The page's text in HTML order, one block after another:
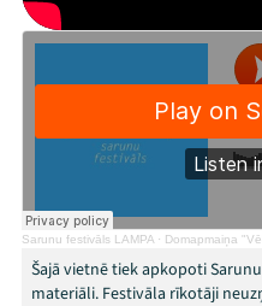
Sarunu festivāls LAMPA · Domapmaiņa
Šajā vietnē tiek apkopoti
materiāli. Festivāla rīkotāji